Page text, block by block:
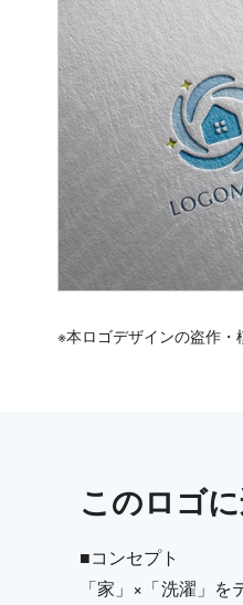
※本ロゴデザインの盗作・
このロゴ
■コンセプト
「家」×「洗濯」